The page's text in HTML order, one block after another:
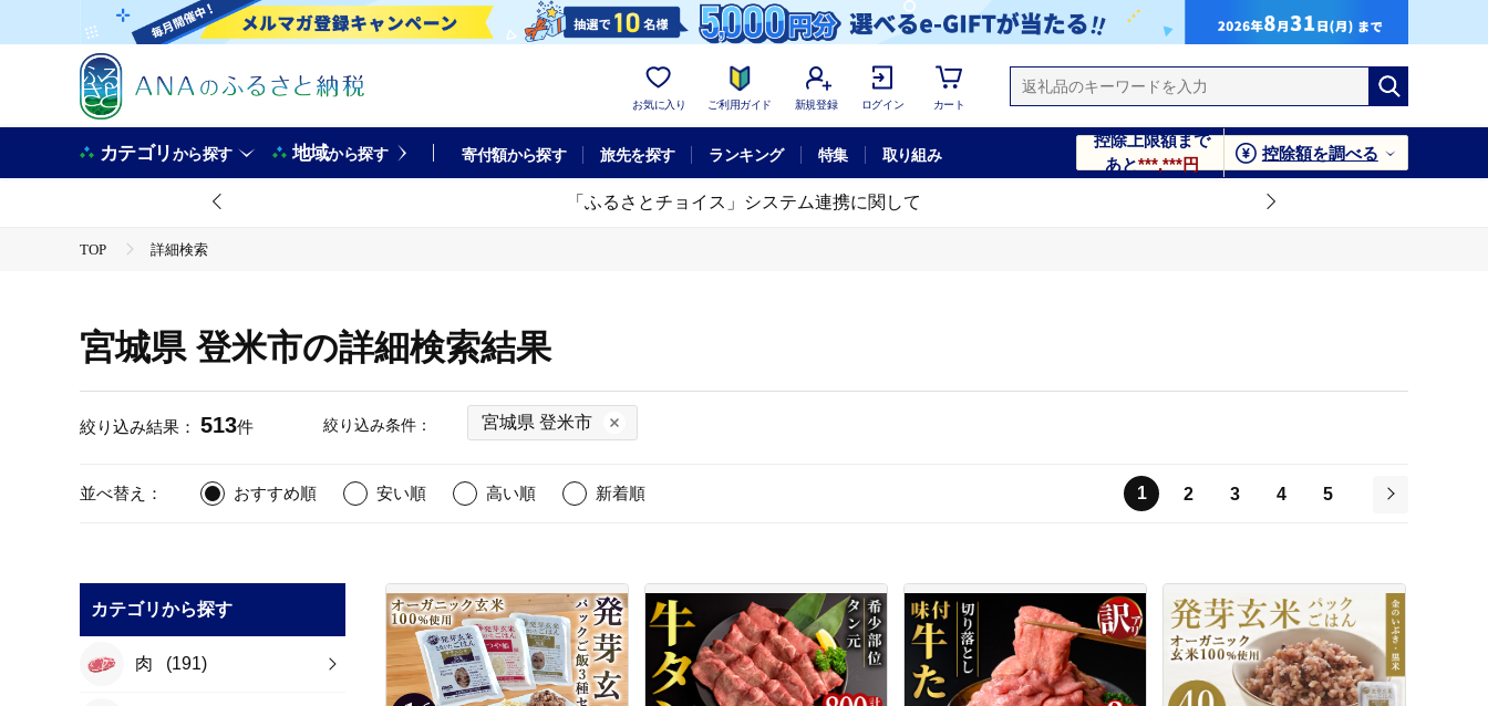
お気に入り ご利用ガイド 新規登録 ログイン カート
カテゴリから探す 地域から探す 寄付額から探す 旅先を探す ランキング 特集 取り組み
控除上限額まで
あと***,***円
控除額を調べる
「ふるさとチョイス」システム連携に関して
TOP 詳細検索
宮城県 登米市の詳細検索結果
絞り込み結果： 513件 絞り込み条件： 宮城県 登米市
並べ替え： おすすめ順 安い順 高い順 新着順 1 2 3 4
5
カテゴリから探す
肉 (191)